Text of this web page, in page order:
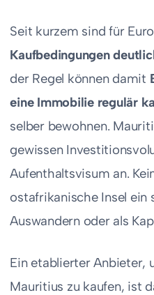
Seit kurzem sind für
Kaufbedingungen
der Regel können damit
eine Immobilie regulär
selber bewohnen.
gewissen
Aufenthaltsvisum an.
ostafrikanische Insel ein
Auswandern oder als
Ein etablierter Anbieter,
Mauritius zu kaufen, ist